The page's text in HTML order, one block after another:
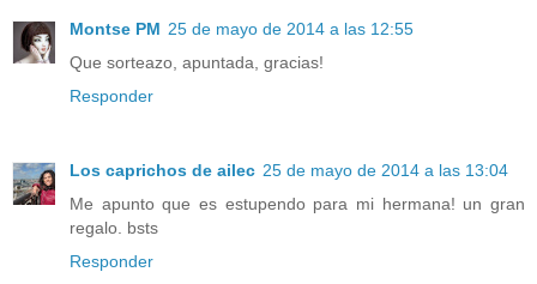
Montse PM 25 de mayo de 2014 a las 12:55
Que sorteazo, apuntada, gracias!
Responder
Los caprichos de ailec 25 de mayo de 2014 a las 13:04
Me apunto que es estupendo para mi hermana! un gran
regalo. bsts
Responder